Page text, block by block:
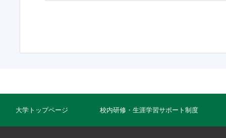
大学トップページ 校内研修・生涯学習サポート制度